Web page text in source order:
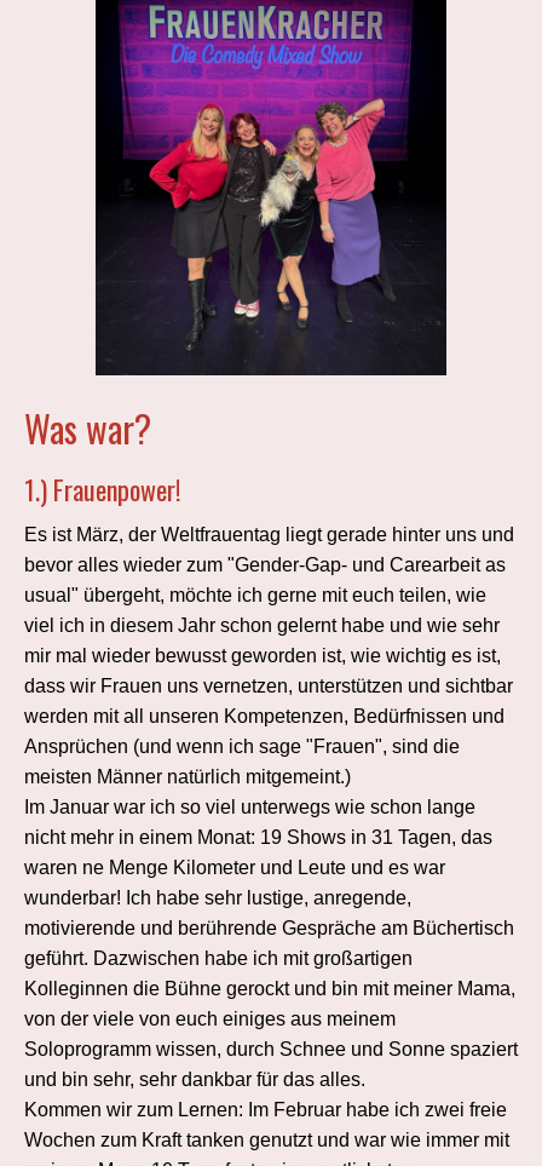
Was war?
1.) Frauenpower!
Es ist März, der Weltfrauentag liegt gerade hinter uns und
bevor alles wieder zum "Gender-Gap- und Carearbeit as
usual" übergeht, möchte ich gerne mit euch teilen, wie
viel ich in diesem Jahr schon gelernt habe und wie sehr
mir mal wieder bewusst geworden ist, wie wichtig es ist,
dass wir Frauen uns vernetzen, unterstützen und sichtbar
werden mit all unseren Kompetenzen, Bedürfnissen und
Ansprüchen (und wenn ich sage "Frauen", sind die
meisten Männer natürlich mitgemeint.)
Im Januar war ich so viel unterwegs wie schon lange
nicht mehr in einem Monat: 19 Shows in 31 Tagen, das
waren ne Menge Kilometer und Leute und es war
wunderbar! Ich habe sehr lustige, anregende,
motivierende und berührende Gespräche am Büchertisch
geführt. Dazwischen habe ich mit großartigen
Kolleginnen die Bühne gerockt und bin mit meiner Mama,
von der viele von euch einiges aus meinem
Soloprogramm wissen, durch Schnee und Sonne spaziert
und bin sehr, sehr dankbar für das alles.
Kommen wir zum Lernen: Im Februar habe ich zwei freie
Wochen zum Kraft tanken genutzt und war wie immer mit